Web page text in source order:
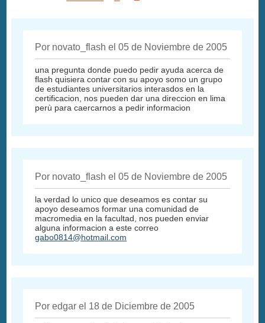
Por novato_flash el 05 de Noviembre de 2005
una pregunta donde puedo pedir ayuda acerca de
flash quisiera contar con su apoyo somo un grupo
de estudiantes universitarios interasdos en la
certificacion, nos pueden dar una direccion en lima
perù para caercarnos a pedir informacion
Por novato_flash el 05 de Noviembre de 2005
la verdad lo unico que deseamos es contar su
apoyo deseamos formar una comunidad de
macromedia en la facultad, nos pueden enviar
alguna informacion a este correo
gabo0814@hotmail.com
Por edgar el 18 de Diciembre de 2005